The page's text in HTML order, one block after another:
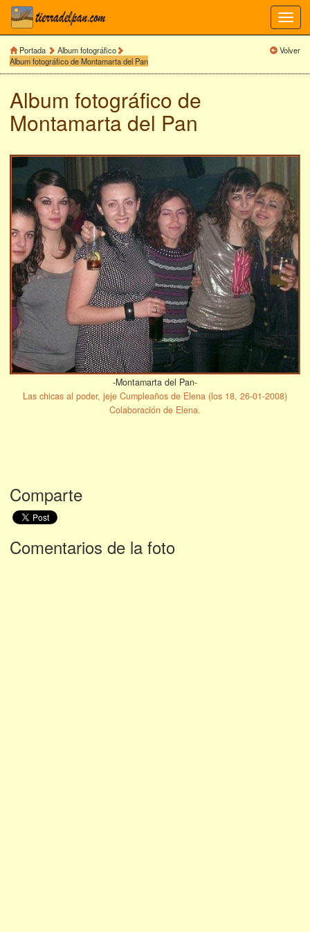
Portada
Album fotográfico
Album fotográfico de Montamarta del Pan
Volver
Album fotográfico de
Montamarta del Pan
-Montamarta del Pan-
Las chicas al poder, jeje Cumpleaños de Elena (los 18, 26-01-2008)
Colaboración de Elena.
Comparte
Comentarios de la foto